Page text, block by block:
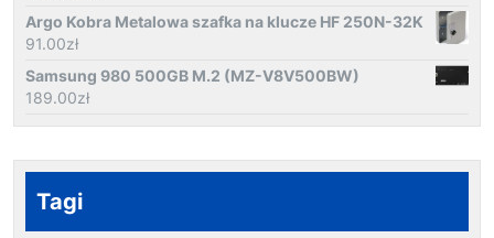
Argo Kobra Metalowa szafka na klucze HF 250N-32K
91.00zł
Samsung 980 500GB M.2 (MZ-V8V500BW)
189.00zł
Tagi